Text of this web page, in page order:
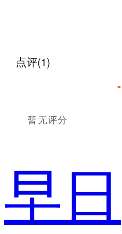
点评(1)
暂无评分